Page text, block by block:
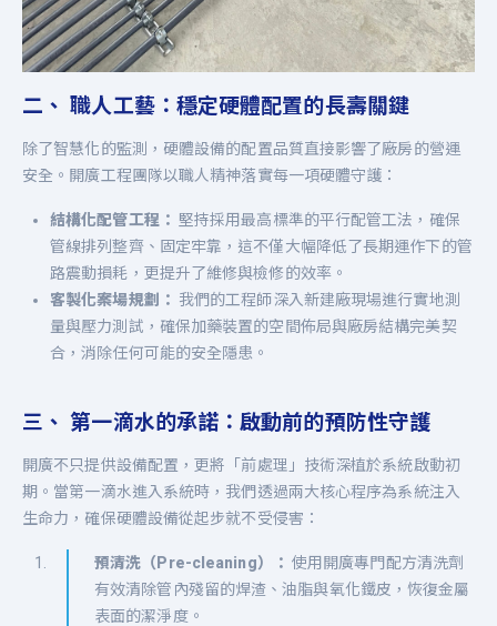
二、 職人工藝：穩定硬體配置的長壽關鍵
除了智慧化的監測，硬體設備的配置品質直接影響了廠房的營運
安全。開廣工程團隊以職人精神落實每一項硬體守護：
結構化配管工程： 堅持採用最高標準的平行配管工法，確保
管線排列整齊、固定牢靠，這不僅大幅降低了長期運作下的管
路震動損耗，更提升了維修與檢修的效率。
客製化案場規劃： 我們的工程師深入新建廠現場進行實地測
量與壓力測試，確保加藥裝置的空間佈局與廠房結構完美契
合，消除任何可能的安全隱患。
三、 第一滴水的承諾：啟動前的預防性守護
開廣不只提供設備配置，更將「前處理」技術深植於系統啟動初
期。當第一滴水進入系統時，我們透過兩大核心程序為系統注入
生命力，確保硬體設備從起步就不受侵害：
預清洗（Pre-cleaning）： 使用開廣專門配方清洗劑
有效清除管內殘留的焊渣、油脂與氧化鐵皮，恢復金屬
表面的潔淨度。